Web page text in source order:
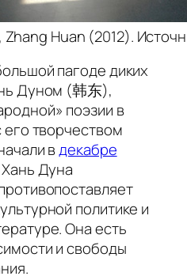
Huan (2012).
пагоде диких
Дуном (韩东),
поэзии в
его творчеством
вдекабре
Дуна
политике и
Она есть
и свободы